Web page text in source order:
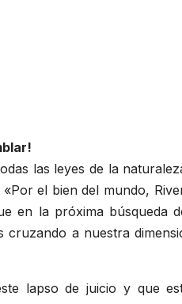
las leyes de la
«Por el bien del mundo,
en la próxima búsqueda
cruzando a nuestra
lapso de juicio y que